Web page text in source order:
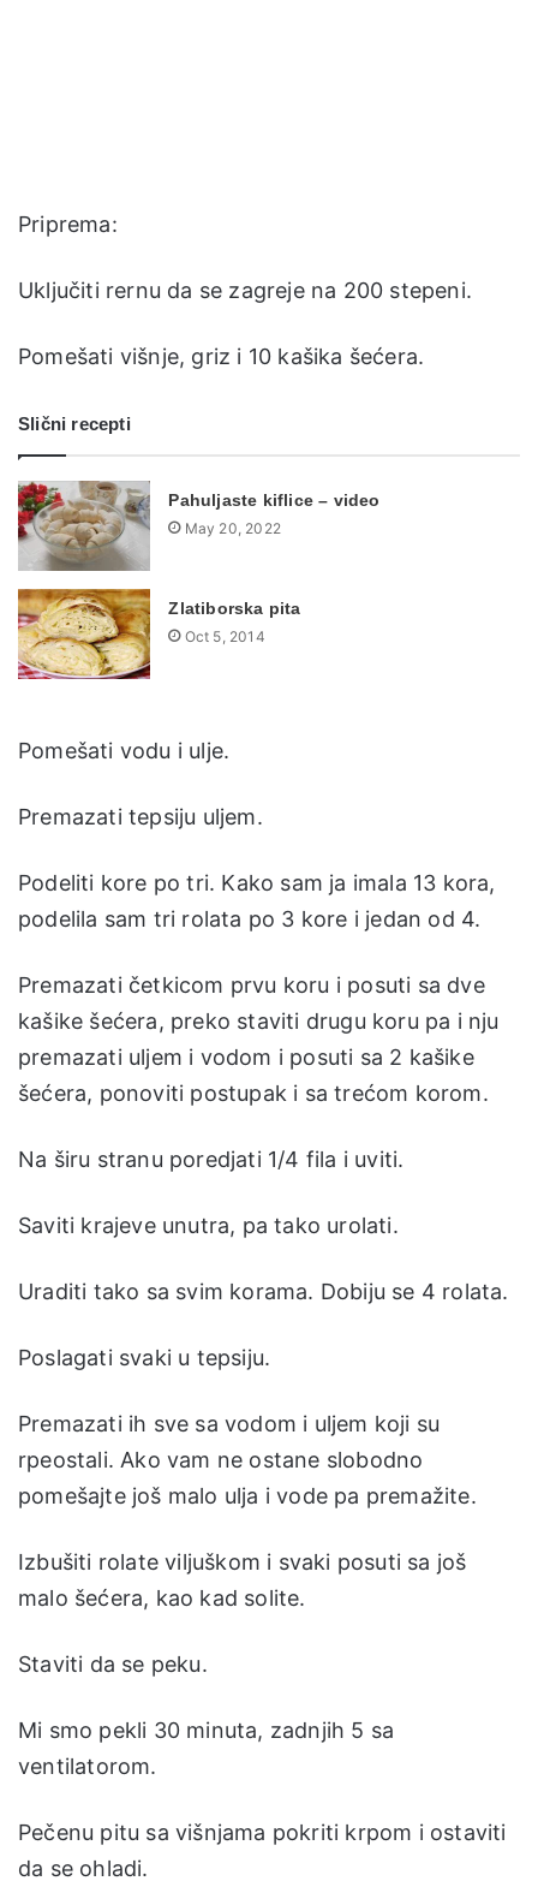
Priprema:
Uključiti rernu da se zagreje na 200 stepeni.
Pomešati višnje, griz i 10 kašika šećera.
Slični recepti
Pahuljaste kiflice – video
May 20, 2022
Zlatiborska pita
Oct 5, 2014
Pomešati vodu i ulje.
Premazati tepsiju uljem.
Podeliti kore po tri. Kako sam ja imala 13 kora,
podelila sam tri rolata po 3 kore i jedan od 4.
Premazati četkicom prvu koru i posuti sa dve
kašike šećera, preko staviti drugu koru pa i nju
premazati uljem i vodom i posuti sa 2 kašike
šećera, ponoviti postupak i sa trećom korom.
Na širu stranu poredjati 1/4 fila i uviti.
Saviti krajeve unutra, pa tako urolati.
Uraditi tako sa svim korama. Dobiju se 4 rolata.
Poslagati svaki u tepsiju.
Premazati ih sve sa vodom i uljem koji su
rpeostali. Ako vam ne ostane slobodno
pomešajte još malo ulja i vode pa premažite.
Izbušiti rolate viljuškom i svaki posuti sa još
malo šećera, kao kad solite.
Staviti da se peku.
Mi smo pekli 30 minuta, zadnjih 5 sa
ventilatorom.
Pečenu pitu sa višnjama pokriti krpom i ostaviti
da se ohladi.